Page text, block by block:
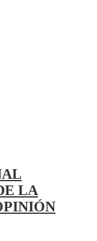
LA